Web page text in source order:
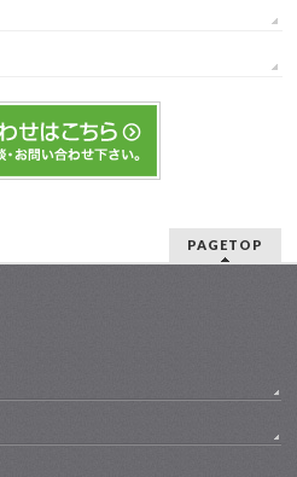
PAGETOP